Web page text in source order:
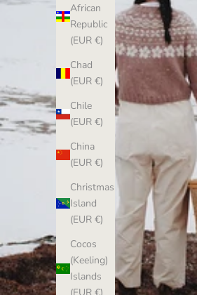
African
Republic
(EUR €)
Chad
(EUR €)
Chile
(EUR €)
China
(EUR €)
Christmas
Island
(EUR €)
Cocos
(Keeling)
Islands